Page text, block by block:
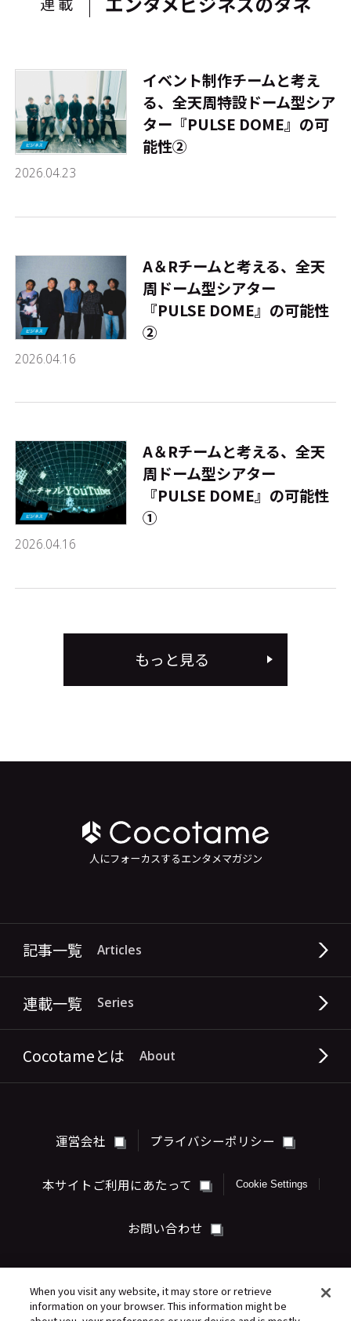
2026.04.23
イベント制作チームと考え
る、全天周特設ドーム型シア
ター『PULSE DOME』の可
能性②
2026.04.16
A＆Rチームと考える、全天
周ドーム型シアター
『PULSE DOME』の可能性
➁
2026.04.16
A＆Rチームと考える、全天
周ドーム型シアター
『PULSE DOME』の可能性
①
もっと見る
人にフォーカスするエンタメマガジン
記事一覧 Articles
連載一覧 Series
Cocotameとは About
運営会社 プライバシーポリシー
本サイトご利用にあたって Cookie Settings
お問い合わせ
When you visit any website, it may store or retrieve
information on your browser. This information might be